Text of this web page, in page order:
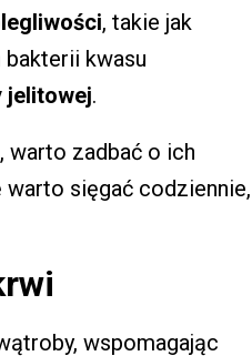
, takie jak
bakterii kwasu
jelitowej.
, warto zadbać o ich
sięgać codziennie,
wspomagając